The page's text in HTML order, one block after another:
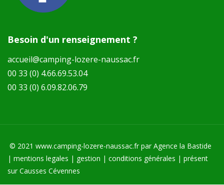
Besoin d'un renseignement ?
accueil@camping-lozere-naussac.fr
00 33 (0) 4.66.69.53.04
00 33 (0) 6.09.82.06.79
© 2021 www.camping-lozere-naussac.fr par Agence la Bastide
| mentions legales | gestion | conditions générales | présent
sur Causses Cévennes